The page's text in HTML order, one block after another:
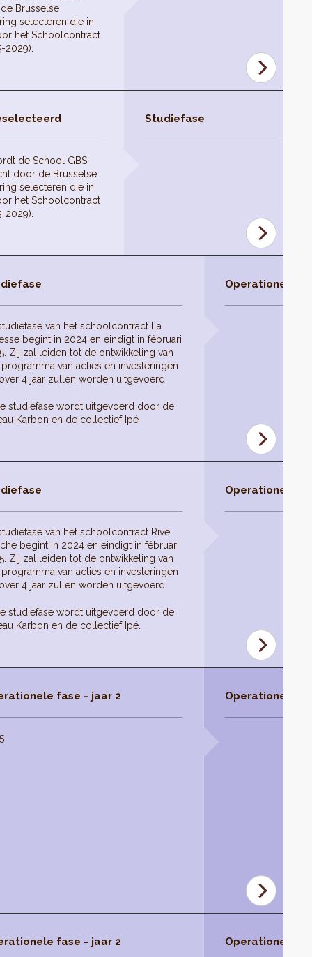
Brusselse
selecteren die in
het Schoolcontract
2029).
de School GBS
door de Brusselse
selecteren die in
het Schoolcontract
2029).
Studiefase
van het schoolcontract La
begint in 2024 en eindigt in fébruari
Zij zal leiden tot de ontwikkeling van
van acties en investeringen
4 jaar zullen worden uitgevoerd.
studiefase wordt uitgevoerd door de
Karbon en de collectief Ipé
Operationele
van het schoolcontract Rive
begint in 2024 en eindigt in fébruari
Zij zal leiden tot de ontwikkeling van
van acties en investeringen
4 jaar zullen worden uitgevoerd.
studiefase wordt uitgevoerd door de
Karbon en de collectief Ipé.
Operationele
fase - jaar 2 Operationele
fase - jaar 2 Operationele